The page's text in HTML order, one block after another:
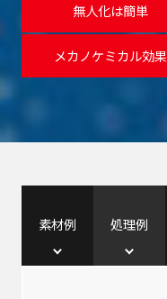
無人化は簡単
メカノケミカル効果
素材例 処理例